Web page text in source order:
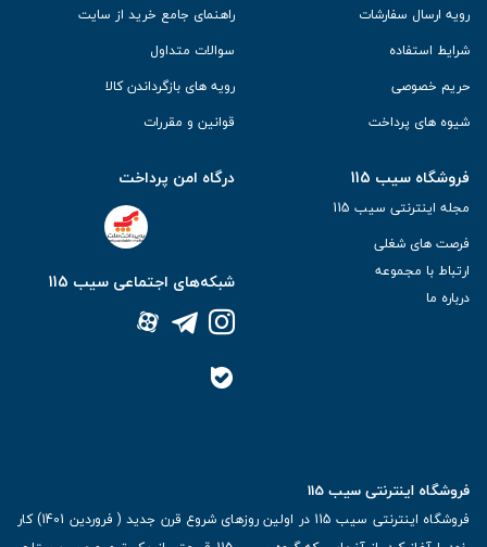
رویه ارسال سفارشات
شرایط استفاده
حریم خصوصی
شیوه های پرداخت
راهنمای جامع خرید از سایت
سوالات متداول
رویه های بازگرداندن کالا
قوانین و مقررات
فروشگاه سیب 115
مجله اینترنتی سیب 115
فرصت های شغلی
ارتباط با مجموعه
درباره ما
درگاه امن پرداخت
شبکه‌های اجتماعی سیب 115
فروشگاه اینترنتی سیب 115
فروشگاه اینترنتی سیب 115 در اولین روزهای شروع قرن جدید ( فروردین 1401) کار